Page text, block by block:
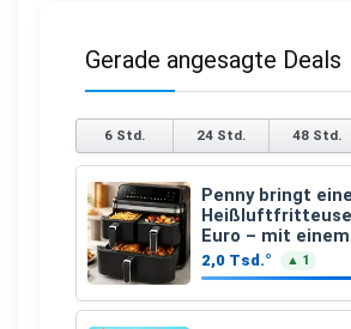
Gerade angesagte Deals
6 Std. 24 Std. 48 Std.
Penny bringt
Heißluftfritteuse
Euro – mit einem
besonderen
2,0 Tsd.° ▲ 1